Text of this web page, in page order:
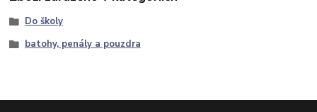
Do školy
batohy, penály a pouzdra